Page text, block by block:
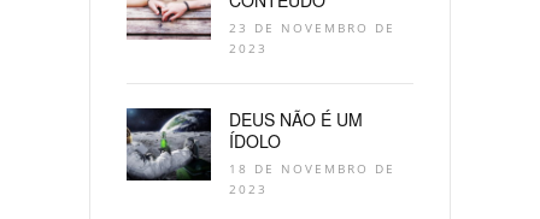
23 DE NOVEMBRO DE
2023
DEUS NÃO É UM
ÍDOLO
18 DE NOVEMBRO DE
2023